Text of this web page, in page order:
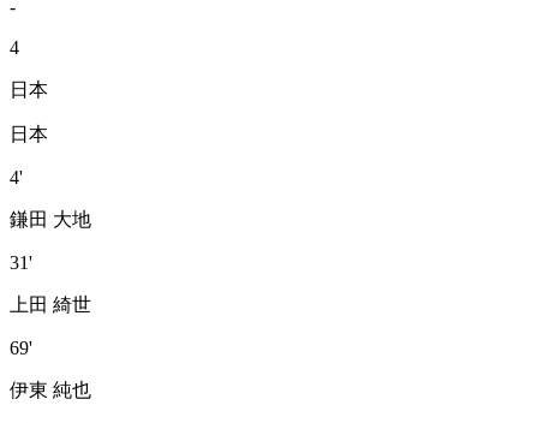
-
4
日本
日本
4'
鎌田 大地
31'
上田 綺世
69'
伊東 純也